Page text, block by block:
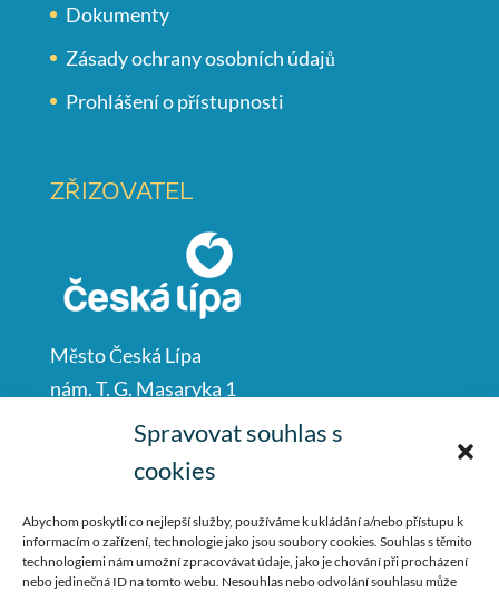
Spravovat souhlas s
cookies
Abychom poskytli co nejlepší služby, používáme k ukládání a/nebo přístupu k
informacím o zařízení, technologie jako jsou soubory cookies. Souhlas s těmito
technologiemi nám umožní zpracovávat údaje, jako je chování při procházení
nebo jedinečná ID na tomto webu. Nesouhlas nebo odvolání souhlasu může
Dokumenty
Zásady ochrany osobních údajů
Prohlášení o přístupnosti
ZŘIZOVATEL
Město Česká Lípa
nám. T. G. Masaryka 1
Česká Lípa
487 881 111